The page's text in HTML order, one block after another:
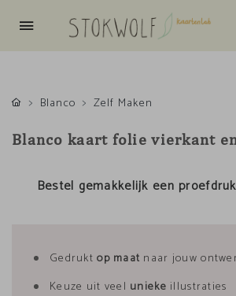
Blanco
Zelf Maken
Blanco kaart folie vierkant
Bestel gemakkelijk een
Gedruktop maat naar jouw
Keuze uit veel unieke illustraties